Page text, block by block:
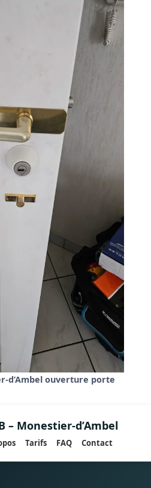
d’Ambel ouverture porte
– Monestier-d’Ambel
Tarifs FAQ Contact